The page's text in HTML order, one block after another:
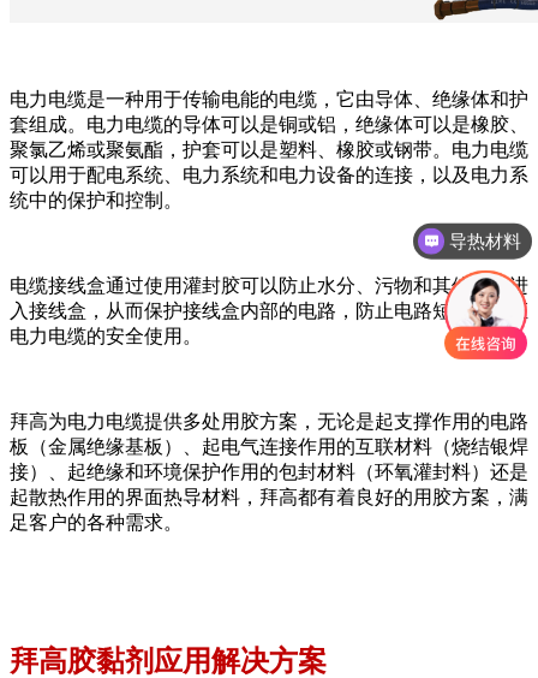
电力电缆是一种用于传输电能的电缆，它由导体、绝缘体和护
套组成。电力电缆的导体可以是铜或铝，绝缘体可以是橡胶、
聚氯乙烯或聚氨酯，护套可以是塑料、橡胶或钢带。电力电缆
可以用于配电系统、电力系统和电力设备的连接，以及电力系
统中的保护和控制。
电缆接线盒通过使用灌封胶可以防止水分、污物和其他杂物进
入接线盒，从而保护接线盒内部的电路，防止电路短路，保证
电力电缆的安全使用。
拜高为电力电缆提供多处用胶方案，无论是起支撑作用的电路
板（金属绝缘基板）、起电气连接作用的互联材料（烧结银焊
接）、起绝缘和环境保护作用的包封材料（环氧灌封料）还是
起散热作用的界面热导材料，拜高都有着良好的用胶方案，满
足客户的各种需求。
拜高胶黏剂应用解决方案
导热材料